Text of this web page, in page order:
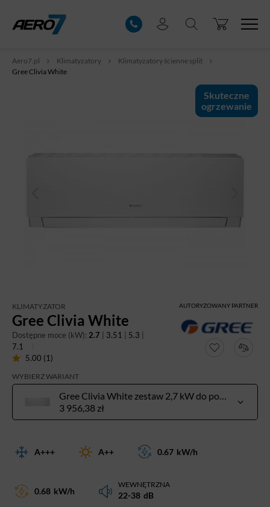
Aero7.pl Klimatyzatory
Klimatyzatory ścienne split
Gree Clivia White
Skuteczne
ogrzewanie
KLIMATYZATOR
Gree Clivia White
AUTORYZOWANY PARTNER
Dostępne moce (kW): 2.7 3.51 5.3
7.1
5.00 (1)
WYBIERZ WARIANT
Gree Clivia White zestaw 2,7 kW do pow. 20-30 m²
3 956,38 zł
A+++ A++ 0.67 kW/h
0.68 kW/h
WEWNĘTRZNA
22-38 dB